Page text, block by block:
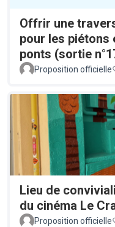
Offrir une
pour les piétons
ponts (sortie
Proposition officielle
Lieu de
du cinéma Le
Proposition officielle